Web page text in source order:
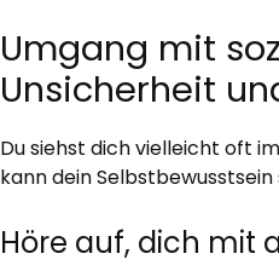
Umgang mit
Unsicherheit
Du siehst dich vielleicht oft
kann dein
Höre auf, dich mit